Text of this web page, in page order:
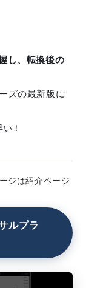
し、転換後の
ズの最新版に
！
ジは紹介ページ
ルプラ